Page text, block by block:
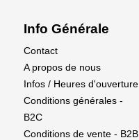
Info Générale
Contact
A propos de nous
Infos / Heures d'ouverture
Conditions générales -
B2C
Conditions de vente - B2B